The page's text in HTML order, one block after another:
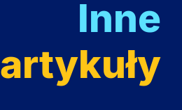
Inne
artykuły